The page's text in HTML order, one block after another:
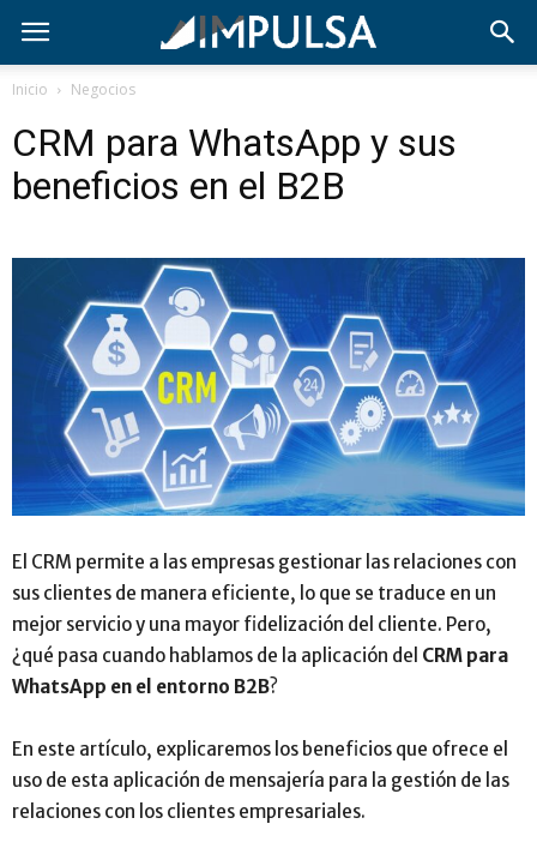
Inicio Negocios
CRM para WhatsApp y sus
beneficios en el B2B
El CRM permite a las empresas gestionar las relaciones con
sus clientes de manera eficiente, lo que se traduce en un
mejor servicio y una mayor fidelización del cliente. Pero,
¿qué pasa cuando hablamos de la aplicación del CRM para
WhatsApp en el entorno B2B?
En este artículo, explicaremos los beneficios que ofrece el
uso de esta aplicación de mensajería para la gestión de las
relaciones con los clientes empresariales.